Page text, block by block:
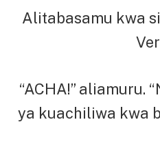
Alitabasamu kwa
“ACHA!” aliamuru.
ya kuachiliwa kwa